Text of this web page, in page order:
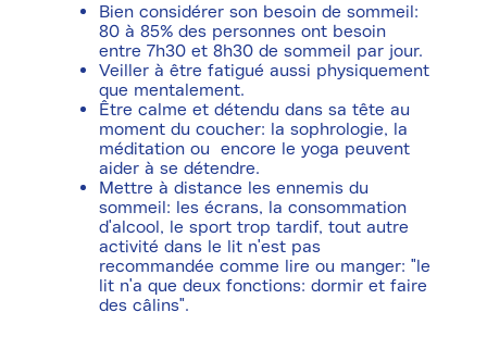
Bien considérer son besoin de sommeil:
80 à 85% des personnes ont besoin
entre 7h30 et 8h30 de sommeil par jour.
Veiller à être fatigué aussi physiquement
que mentalement.
Être calme et détendu dans sa tête au
moment du coucher: la sophrologie, la
méditation ou encore le yoga peuvent
aider à se détendre.
Mettre à distance les ennemis du
sommeil: les écrans, la consommation
d'alcool, le sport trop tardif, tout autre
activité dans le lit n'est pas
recommandée comme lire ou manger: "le
lit n'a que deux fonctions: dormir et faire
des câlins".